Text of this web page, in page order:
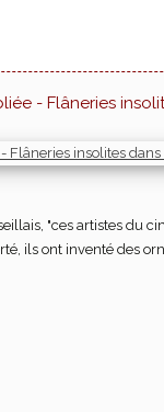
- Flâneries
"ces artistes du
ils ont inventé des